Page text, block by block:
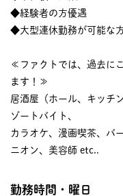
◆経験者の方優遇
◆大型連休勤務が可能な
≪ファクトでは、過去に
ます！≫
居酒屋（ホール、キッチ
ゾートバイト、
カラオケ、漫画喫茶、バ
ニオン、美容師 etc..
勤務時間・曜日